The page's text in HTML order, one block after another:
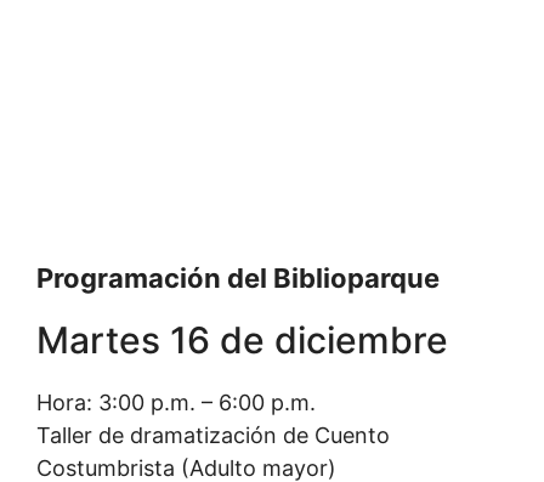
Programación del Biblioparque
Martes 16 de diciembre
Hora: 3:00 p.m. – 6:00 p.m.
Taller de dramatización de Cuento
Costumbrista (Adulto mayor)